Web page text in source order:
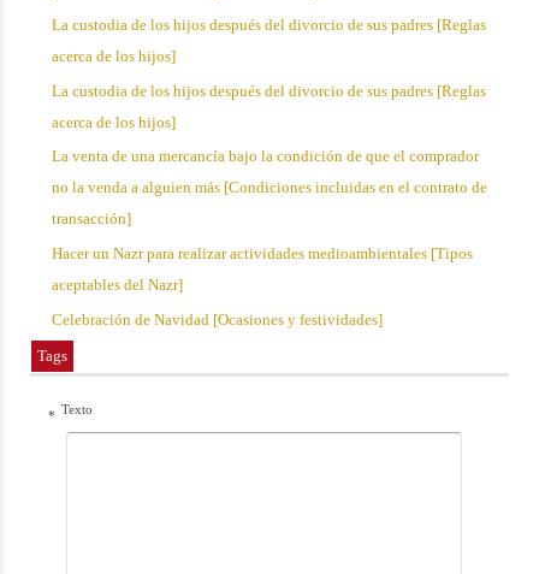
La custodia de los hijos después del divorcio de sus padres [Reglas
acerca de los hijos]
La custodia de los hijos después del divorcio de sus padres [Reglas
acerca de los hijos]
La venta de una mercancía bajo la condición de que el comprador
no la venda a alguien más [Condiciones incluidas en el contrato de
transacción]
Hacer un Nazr para realizar actividades medioambientales [Tipos
aceptables del Nazr]
Celebración de Navidad [Ocasiones y festividades]
Tags
* Texto